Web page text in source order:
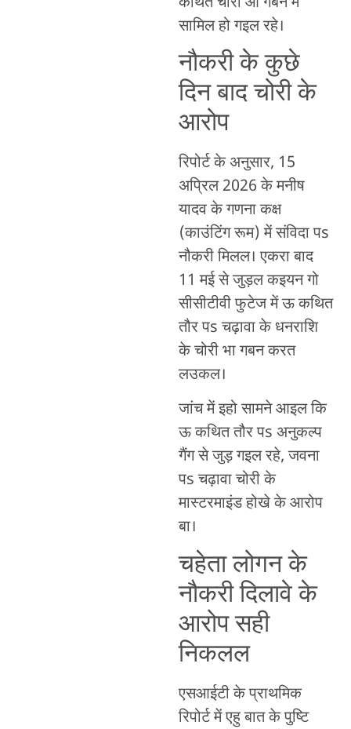
सामिल हो गइल रहे।
नौकरी के कुछे
दिन बाद चोरी के
आरोप
रिपोर्ट के अनुसार, 15
अप्रिल 2026 के मनीष
यादव के गणना कक्ष
(काउंटिंग रूम) में संविदा पs
नौकरी मिलल। एकरा बाद
11 मई से जुड़ल कइयन गो
सीसीटीवी फुटेज में ऊ कथित
तौर पs चढ़ावा के धनराशि
के चोरी भा गबन करत
लउकल।
जांच में इहो सामने आइल कि
ऊ कथित तौर पs अनुकल्प
गैंग से जुड़ गइल रहे, जवना
पs चढ़ावा चोरी के
मास्टरमाइंड होखे के आरोप
बा।
चहेता लोगन के
नौकरी दिलावे के
आरोप सही
निकलल
एसआईटी के प्राथमिक
रिपोर्ट में एहु बात के पुष्टि